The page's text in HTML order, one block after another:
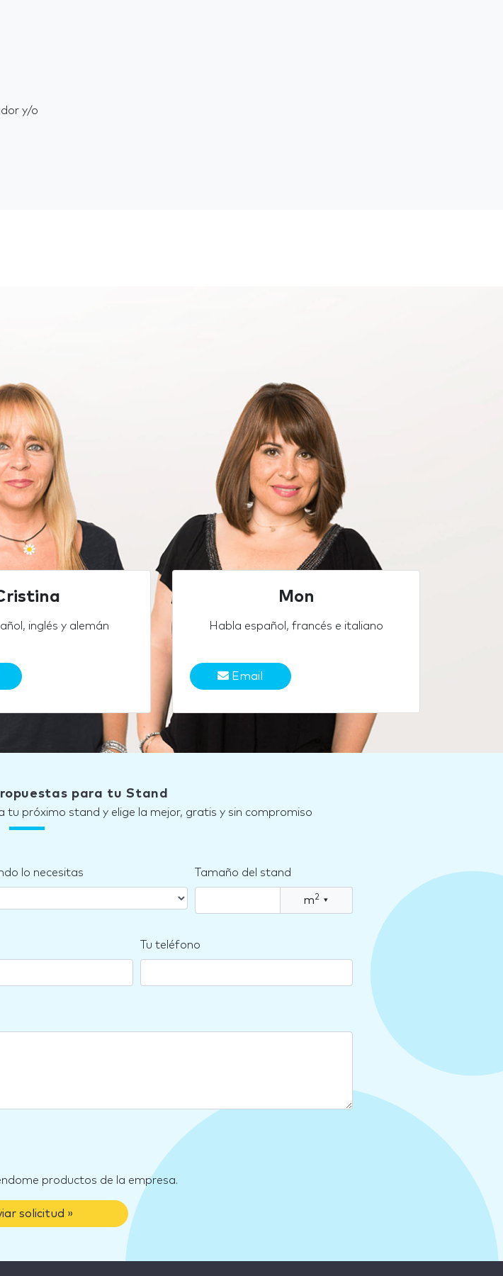
y/o
inglés y alemán
Mon
Habla español, francés e italiano
Email
para tu Stand
próximo stand y elige la mejor, gratis y sin compromiso
lo necesitas Tamaño del stand
m2 ▾
Tu teléfono
productos de la empresa.
solicitud »